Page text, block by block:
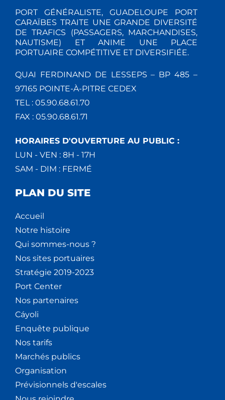
PORT GÉNÉRALISTE, GUADELOUPE PORT
CARAÏBES TRAITE UNE GRANDE DIVERSITÉ
DE TRAFICS (PASSAGERS, MARCHANDISES,
NAUTISME) ET ANIME UNE PLACE
PORTUAIRE COMPÉTITIVE ET DIVERSIFIÉE.
QUAI FERDINAND DE LESSEPS – BP 485 –
97165 POINTE-À-PITRE CEDEX
TEL : 05.90.68.61.70
FAX : 05.90.68.61.71
HORAIRES D'OUVERTURE AU PUBLIC :
LUN - VEN : 8H - 17H
SAM - DIM : FERMÉ
PLAN DU SITE
Accueil
Notre histoire
Qui sommes-nous ?
Nos sites portuaires
Stratégie 2019-2023
Port Center
Nos partenaires
Cáyoli
Enquête publique
Nos tarifs
Marchés publics
Organisation
Prévisionnels d'escales